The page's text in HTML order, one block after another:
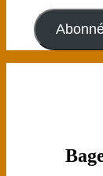
adresse